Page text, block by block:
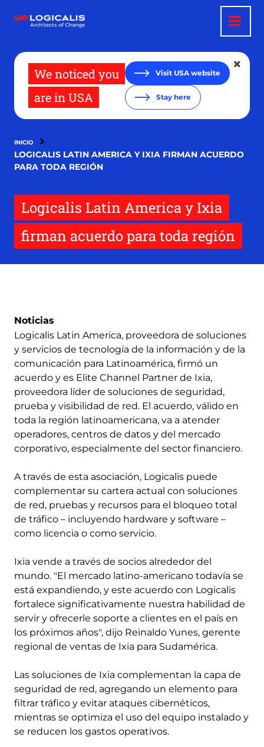
contenido
We noticed you
are in USA
Visit USA website
Stay here
INICIO
LOGICALIS LATIN AMERICA Y IXIA FIRMAN ACUERDO
PARA TODA REGIÓN
Logicalis Latin America y Ixia
firman acuerdo para toda región
Noticias
Logicalis Latin America, proveedora de soluciones
y servicios de tecnología de la información y de la
comunicación para Latinoamérica, firmó un
acuerdo y es Elite Channel Partner de Ixia,
proveedora líder de soluciones de seguridad,
prueba y visibilidad de red. El acuerdo, válido en
toda la región latinoamericana, va a atender
operadores, centros de datos y del mercado
corporativo, especialmente del sector financiero.
A través de esta asociación, Logicalis puede
complementar su cartera actual con soluciones
de red, pruebas y recursos para el bloqueo total
de tráfico – incluyendo hardware y software –
como licencia o como servicio.
Ixia vende a través de socios alrededor del
mundo. "El mercado latino-americano todavía se
está expandiendo, y este acuerdo con Logicalis
fortalece significativamente nuestra habilidad de
servir y ofrecerle soporte a clientes en el país en
los próximos años", dijo Reinaldo Yunes, gerente
regional de ventas de Ixia para Sudamérica.
Las soluciones de Ixia complementan la capa de
seguridad de red, agregando un elemento para
filtrar tráfico y evitar ataques cibernéticos,
mientras se optimiza el uso del equipo instalado y
se reducen los gastos operativos.